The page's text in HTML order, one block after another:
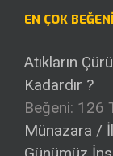
EN ÇOK
Atıkların
Kadardır ?
Beğeni: 126
Münazara /